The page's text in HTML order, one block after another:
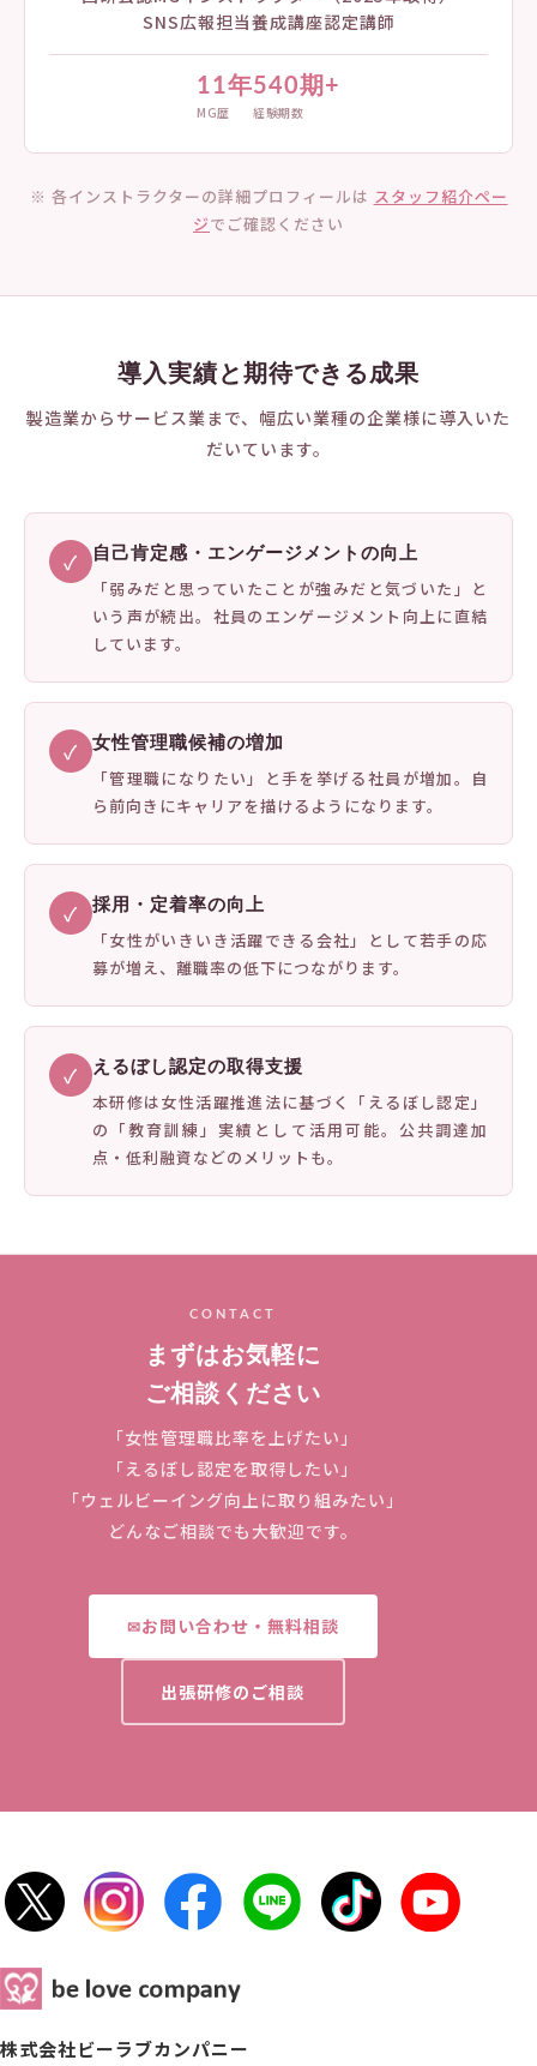
SNS広報担当養成講座認定講師
11年
MG歴
540期+
経験期数
※ 各インストラクターの詳細プロフィールは スタッフ紹介ペー
ジでご確認ください
導入実績と期待できる成果
製造業からサービス業まで、幅広い業種の企業様に導入いた
だいています。
✓ 自己肯定感・エンゲージメントの向上
「弱みだと思っていたことが強みだと気づいた」と
いう声が続出。社員のエンゲージメント向上に直結
しています。
✓ 女性管理職候補の増加
「管理職になりたい」と手を挙げる社員が増加。自
ら前向きにキャリアを描けるようになります。
✓ 採用・定着率の向上
「女性がいきいき活躍できる会社」として若手の応
募が増え、離職率の低下につながります。
✓ えるぼし認定の取得支援
本研修は女性活躍推進法に基づく「えるぼし認定」
の「教育訓練」実績として活用可能。公共調達加
点・低利融資などのメリットも。
CONTACT
まずはお気軽に
ご相談ください
「女性管理職比率を上げたい」
「えるぼし認定を取得したい」
「ウェルビーイング向上に取り組みたい」
どんなご相談でも大歓迎です。
お問い合わせ・無料相談
出張研修のご相談
株式会社ビーラブカンパニー